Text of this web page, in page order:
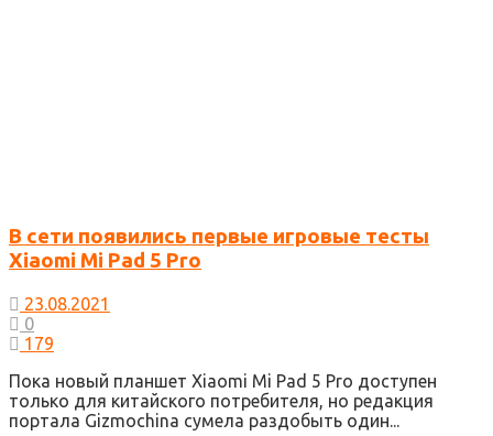
В сети появились первые игровые тесты
Xiaomi Mi Pad 5 Pro
23.08.2021
0
179
Пока новый планшет Xiaomi Mi Pad 5 Pro доступен
только для китайского потребителя, но редакция
портала Gizmochina сумела раздобыть один...